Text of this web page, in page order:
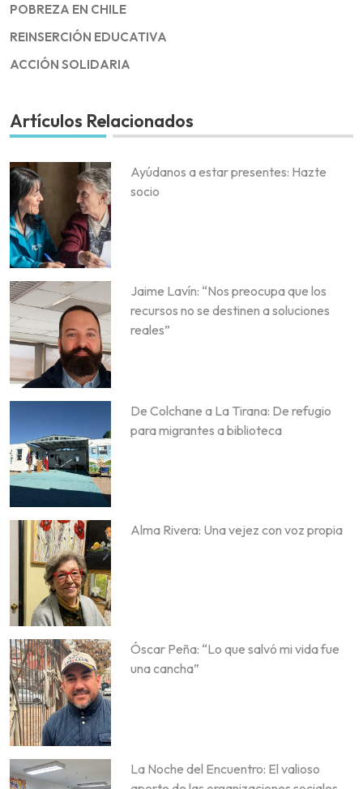
POBREZA EN CHILE
REINSERCIÓN EDUCATIVA
ACCIÓN SOLIDARIA
Artículos Relacionados
Ayúdanos a estar presentes: Hazte
socio
Jaime Lavín: “Nos preocupa que los
recursos no se destinen a soluciones
reales”
De Colchane a La Tirana: De refugio
para migrantes a biblioteca
Alma Rivera: Una vejez con voz propia
Óscar Peña: “Lo que salvó mi vida fue
una cancha”
La Noche del Encuentro: El valioso